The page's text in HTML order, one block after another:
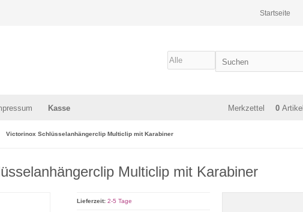
Startseite
Kasse Merkzettel 0 Artikel
Victorinox Schlüsselanhängerclip Multiclip mit Karabiner
Multiclip mit Karabiner
Lieferzeit: 2-5 Tage